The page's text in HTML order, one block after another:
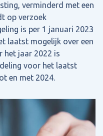
verminderd met een
op verzoek
is per 1 januari 2023
laatst mogelijk over een
het jaar 2022 is
voor het laatst
en met 2024.